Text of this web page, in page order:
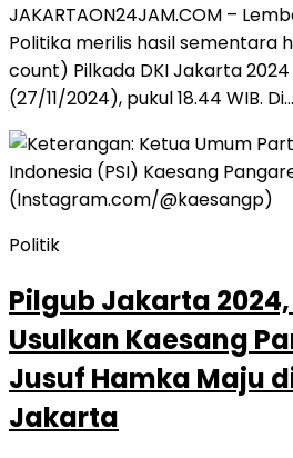
JAKARTAON24JAM.COM –
Politika merilis hasil sementara
count) Pilkada DKI Jakarta
(27/11/2024), pukul 18.44 WIB. Di…
Politik
Pilgub Jakarta
Usulkan Kaesang
Jusuf Hamka Maju
Jakarta